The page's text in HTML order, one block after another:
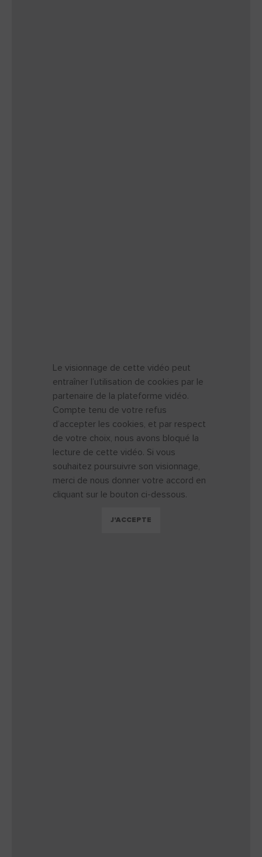
Le visionnage de cette vidéo peut
entraîner l’utilisation de cookies par le
partenaire de la plateforme vidéo.
Compte tenu de votre refus
d’accepter les cookies, et par respect
de votre choix, nous avons bloqué la
lecture de cette vidéo. Si vous
souhaitez poursuivre son visionnage,
merci de nous donner votre accord en
cliquant sur le bouton ci-dessous.
J'ACCEPTE